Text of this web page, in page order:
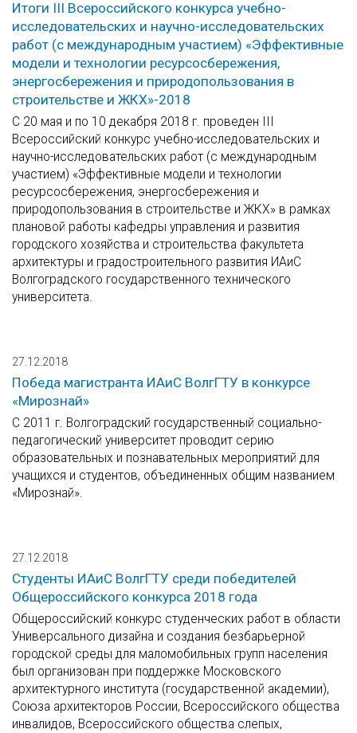
Итоги III Всероссийского конкурса учебно-
исследовательских и научно-исследовательских
работ (с международным участием) «Эффективные
модели и технологии ресурсосбережения,
энергосбережения и природопользования в
строительстве и ЖКХ»-2018
С 20 мая и по 10 декабря 2018 г. проведен III
Всероссийский конкурс учебно-исследовательских и
научно-исследовательских работ (с международным
участием) «Эффективные модели и технологии
ресурсосбережения, энергосбережения и
природопользования в строительстве и ЖКХ» в рамках
плановой работы кафедры управления и развития
городского хозяйства и строительства факультета
архитектуры и градостроительного развития ИАиС
Волгоградского государственного технического
университета.
27.12.2018
Победа магистранта ИАиС ВолгГТУ в конкурсе
«Мирознай»
С 2011 г. Волгоградский государственный социально-
педагогический университет проводит серию
образовательных и познавательных мероприятий для
учащихся и студентов, объединенных общим названием
«Мирознай».
27.12.2018
Студенты ИАиС ВолгГТУ среди победителей
Общероссийского конкурса 2018 года
Общероссийский конкурс студенческих работ в области
Универсального дизайна и создания безбарьерной
городской среды для маломобильных групп населения
был организован при поддержке Московского
архитектурного института (государственной академии),
Союза архитекторов России, Всероссийского общества
инвалидов, Всероссийского общества слепых,